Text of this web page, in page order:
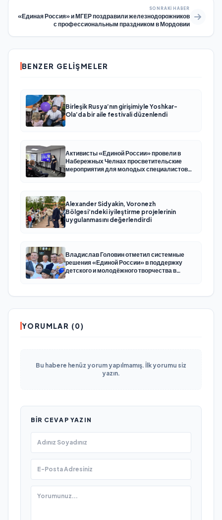
SONRAKI HABER
«Единая Россия» и МГЕР поздравили железнодорожников
с профессиональным праздником в Мордовии
BENZER GELIŞMELER
Birleşik Rusya’nın girişimiyle Yoshkar-
Ola’da bir aile festivali düzenlendi
Активисты «Единой России» провели в
Набережных Челнах просветительские
мероприятия для молодых специалистов
Alexander Sidyakin, Voronezh
Bölgesi’ndeki iyileştirme projelerinin
uygulanmasını değerlendirdi
Владислав Головин отметил системные
решения «Единой России» в поддержку
детского и молодёжного творчества в
YORUMLAR (0)
Bu habere henüz yorum yapılmamış. İlk yorumu siz
yazın.
BIR CEVAP YAZIN